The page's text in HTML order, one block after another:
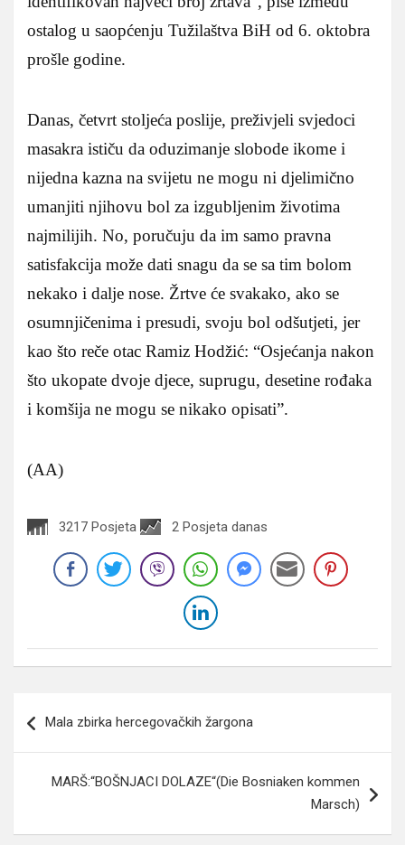
ostalog u saopćenju Tužilaštva BiH od 6. oktobra
prošle godine.
Danas, četvrt stoljeća poslije, preživjeli svjedoci
masakra ističu da oduzimanje slobode ikome i
nijedna kazna na svijetu ne mogu ni djelimično
umanjiti njihovu bol za izgubljenim životima
najmilijih. No, poručuju da im samo pravna
satisfakcija može dati snagu da se sa tim bolom
nekako i dalje nose. Žrtve će svakako, ako se
osumnjičenima i presudi, svoju bol odšutjeti, jer
kao što reče otac Ramiz Hodžić: “Osjećanja nakon
što ukopate dvoje djece, suprugu, desetine rođaka
i komšija ne mogu se nikako opisati”.
(AA)
3217 Posjeta 2 Posjeta danas
članaka
Mala zbirka hercegovačkih žargona
MARŠ:“BOŠNJACI DOLAZE“(Die Bosniaken kommen
Marsch)